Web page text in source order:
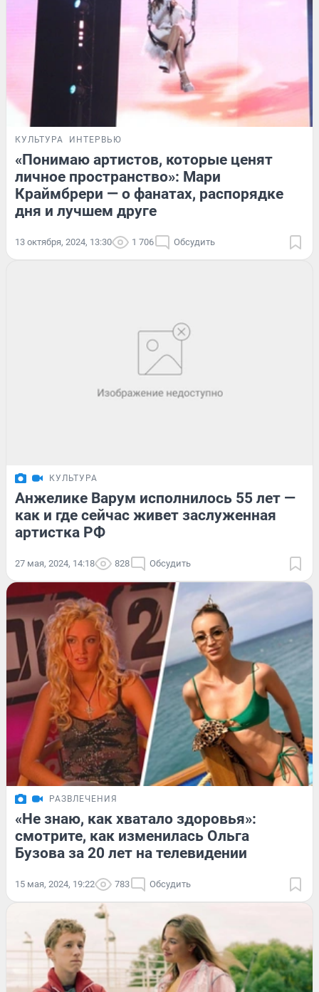
КУЛЬТУРА ИНТЕРВЬЮ
«Понимаю артистов, которые ценят
личное пространство»: Мари
Краймбрери — о фанатах, распорядке
дня и лучшем друге
13 октября, 2024, 13:30 1 706 Обсудить
КУЛЬТУРА
Анжелике Варум исполнилось 55 лет —
как и где сейчас живет заслуженная
артистка РФ
27 мая, 2024, 14:18 828 Обсудить
РАЗВЛЕЧЕНИЯ
«Не знаю, как хватало здоровья»:
смотрите, как изменилась Ольга
Бузова за 20 лет на телевидении
15 мая, 2024, 19:22 783 Обсудить